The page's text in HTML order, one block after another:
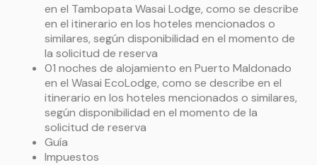
en el Tambopata Wasai Lodge, como se describe
en el itinerario en los hoteles mencionados o
similares, según disponibilidad en el momento de
la solicitud de reserva
01 noches de alojamiento en Puerto Maldonado
en el Wasai EcoLodge, como se describe en el
itinerario en los hoteles mencionados o similares,
según disponibilidad en el momento de la
solicitud de reserva
Guía
Impuestos